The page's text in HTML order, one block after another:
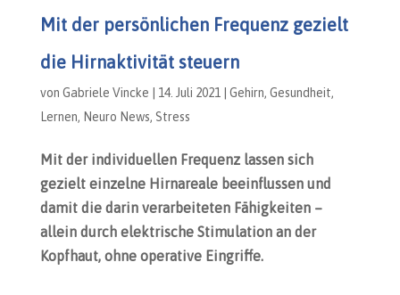
Mit der persönlichen Frequenz gezielt
die Hirnaktivität steuern
von Gabriele Vincke | 14. Juli 2021 | Gehirn, Gesundheit,
Lernen, Neuro News, Stress
Mit der individuellen Frequenz lassen sich
gezielt einzelne Hirnareale beeinflussen und
damit die darin verarbeiteten Fähigkeiten –
allein durch elektrische Stimulation an der
Kopfhaut, ohne operative Eingriffe.